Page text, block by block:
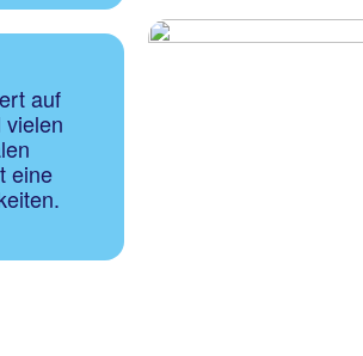
auf
vielen
eine